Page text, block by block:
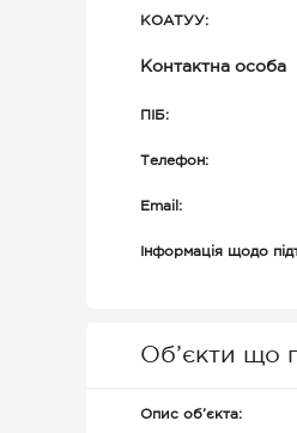
КОАТУУ:
Контактна особа
ПІБ:
Телефон:
Email:
Інформація щодо
Об’єкти що
Опис об’єкта: